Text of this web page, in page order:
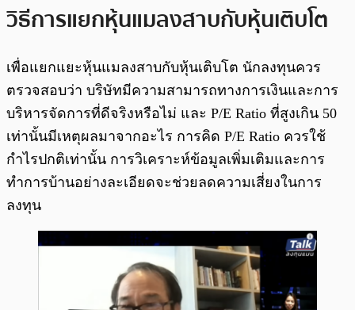
วิธีการแยกหุ้นแมลงสาบกับหุ้นเติบโต
เพื่อแยกแยะหุ้นแมลงสาบกับหุ้นเติบโต นักลงทุนควร
ตรวจสอบว่า บริษัทมีความสามารถทางการเงินและการ
บริหารจัดการที่ดีจริงหรือไม่ และ P/E Ratio ที่สูงเกิน 50
เท่านั้นมีเหตุผลมาจากอะไร การคิด P/E Ratio ควรใช้
กำไรปกติเท่านั้น การวิเคราะห์ข้อมูลเพิ่มเติมและการ
ทำการบ้านอย่างละเอียดจะช่วยลดความเสี่ยงในการ
ลงทุน